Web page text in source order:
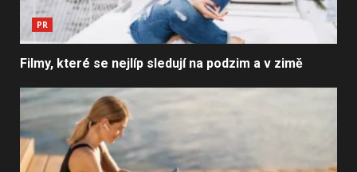
PR
Filmy, které se nejlíp sledují na podzim a v zimě